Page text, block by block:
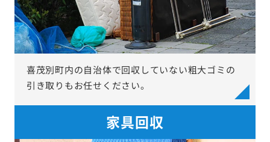
喜茂別町内の自治体で回収していない粗大ゴミの
引き取りもお任せください。
家具回収